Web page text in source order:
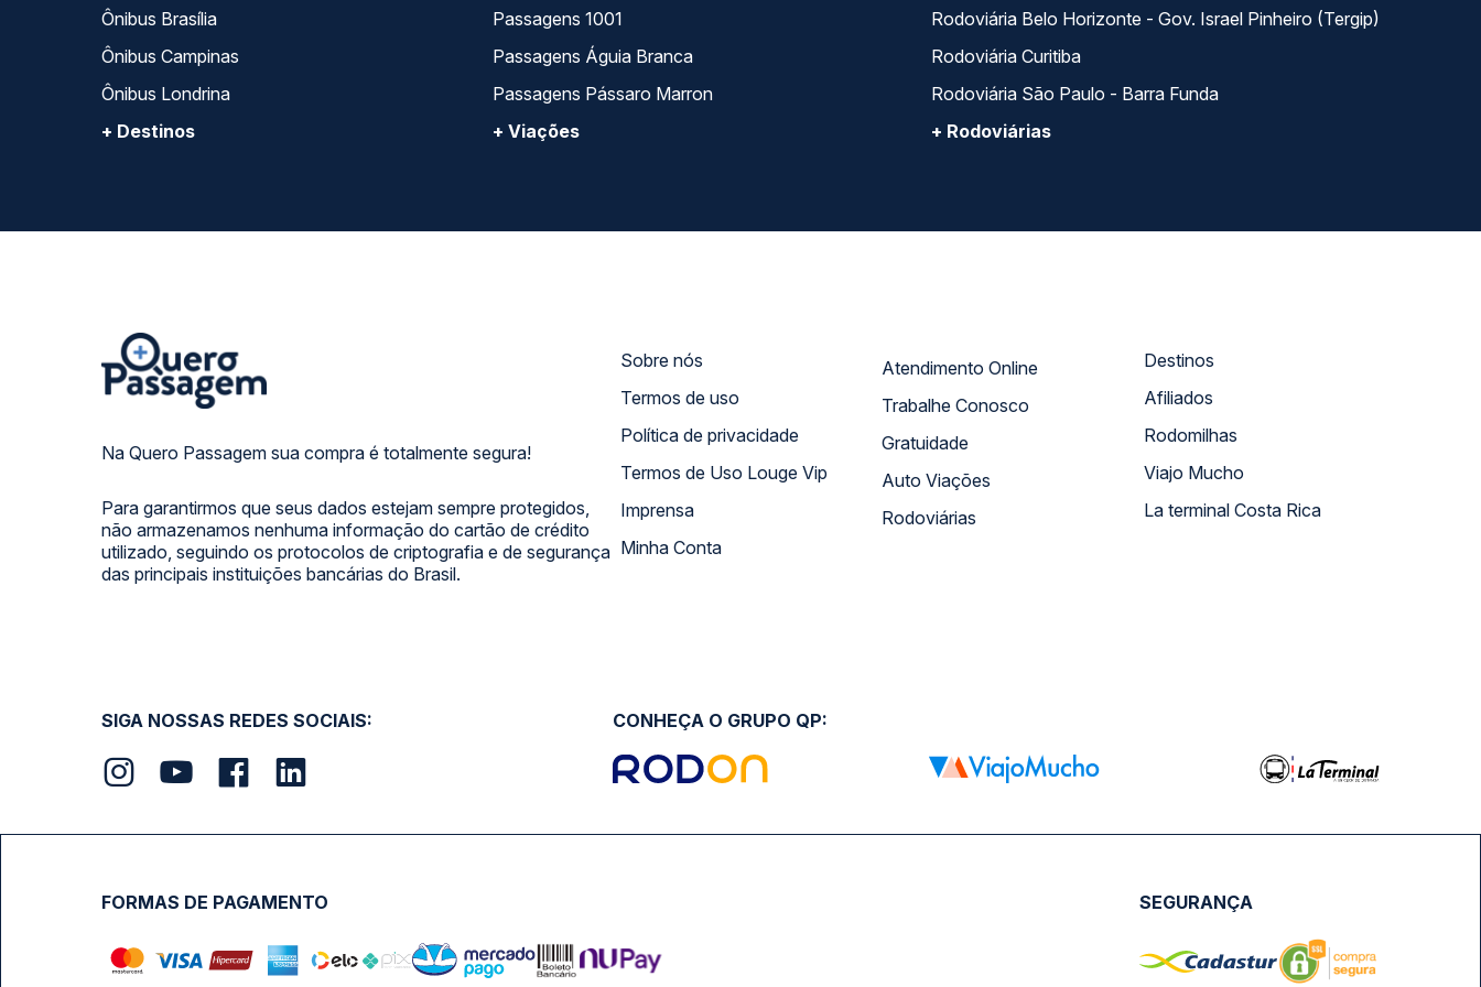
Ônibus Brasília
Ônibus Campinas
Ônibus Londrina
+ Destinos
Passagens 1001
Passagens Águia Branca
Passagens Pássaro Marron
+ Viações
Rodoviária Belo Horizonte - Gov. Israel Pinheiro (Tergip)
Rodoviária Curitiba
Rodoviária São Paulo - Barra Funda
+ Rodoviárias
Na Quero Passagem sua compra é totalmente segura!
Para garantirmos que seus dados estejam sempre protegidos,
não armazenamos nenhuma informação do cartão de crédito
utilizado, seguindo os protocolos de criptografia e de segurança
das principais instituições bancárias do Brasil.
Sobre nós
Termos de uso
Política de privacidade
Termos de Uso Louge Vip
Imprensa
Minha Conta
Atendimento Online
Trabalhe Conosco
Gratuidade
Auto Viações
Rodoviárias
Destinos
Afiliados
Rodomilhas
Viajo Mucho
La terminal Costa Rica
SIGA NOSSAS REDES SOCIAIS: CONHEÇA O GRUPO QP:
FORMAS DE PAGAMENTO SEGURANÇA